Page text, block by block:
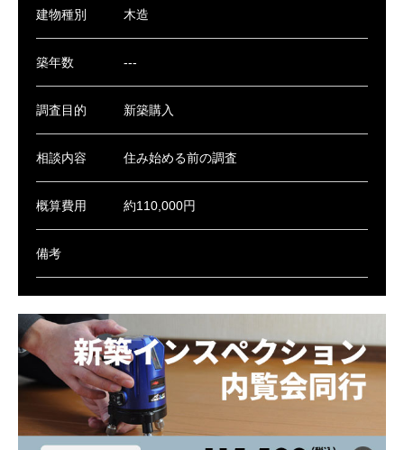
建物種別 木造
築年数 ---
調査目的 新築購入
相談内容 住み始める前の調査
概算費用 約110,000円
備考